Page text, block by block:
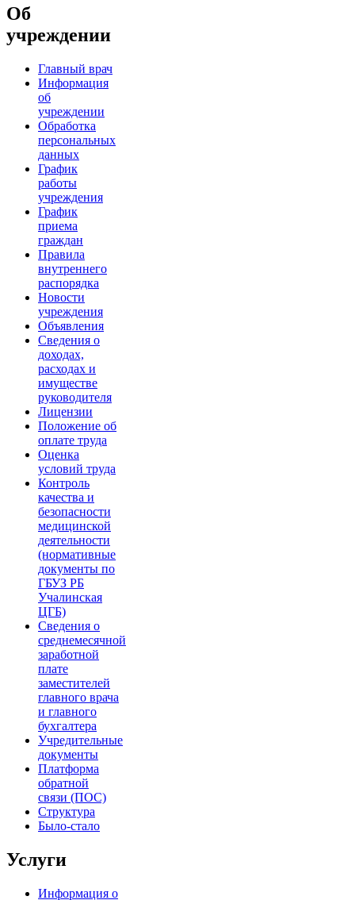
Об
учреждении
Главный врач
Информация
об
учреждении
Обработка
персональных
данных
График
работы
учреждения
График
приема
граждан
Правила
внутреннего
распорядка
Новости
учреждения
Объявления
Сведения о
доходах,
расходах и
имуществе
руководителя
Лицензии
Положение об
оплате труда
Оценка
условий труда
Контроль
качества и
безопасности
медицинской
деятельности
(нормативные
документы по
ГБУЗ РБ
Учалинская
ЦГБ)
Сведения о
среднемесячной
заработной
плате
заместителей
главного врача
и главного
бухгалтера
Учредительные
документы
Платформа
обратной
связи (ПОС)
Структура
Было-стало
Услуги
Информация о